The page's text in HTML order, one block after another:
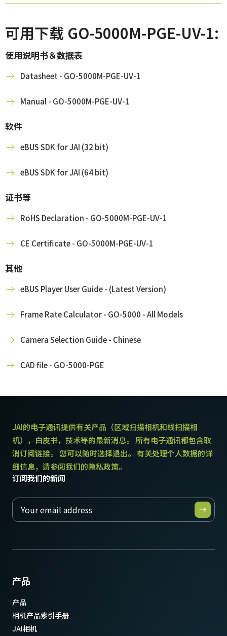
可用下载 GO-5000M-PGE-UV-1:
使用说明书＆数据表
Datasheet - GO-5000M-PGE-UV-1
Manual - GO-5000M-PGE-UV-1
软件
eBUS SDK for JAI (32 bit)
eBUS SDK for JAI (64 bit)
证书等
RoHS Declaration - GO-5000M-PGE-UV-1
CE Certificate - GO-5000M-PGE-UV-1
其他
eBUS Player User Guide - (Latest Version)
Frame Rate Calculator - GO-5000 - All Models
Camera Selection Guide - Chinese
CAD file - GO-5000-PGE
JAI的电子通讯提供有关产品（区域扫描相机和线扫描相
机），白皮书，技术等的最新消息。 所有电子通讯都包含取
消订阅链接。 您可以随时选择退出。 有关处理个人数据的详
细信息，请参阅我们的隐私政策。
订阅我们的新闻
产品
产品
相机产品索引手册
JAI相机